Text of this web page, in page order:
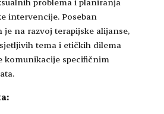
intervencije. Poseban
je na razvoj terapijske alijanse,
tema i etičkih dilema
komunikacije specifičnim